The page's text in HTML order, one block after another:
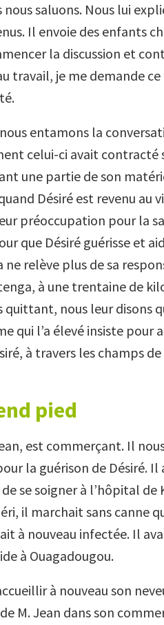
nous saluons. Nous lui
Il envoie des enfants
la discussion et
travail, je me demande ce
entamons la
celui-ci avait contracté
une partie de son
Désiré est revenu au
préoccupation pour la
que Désiré guérisse et
ne relève plus de sa
à une trentaine de
quittant, nous leur disons
qui l’a élevé insiste pour
à travers les champs
pied
est commerçant. Il
la guérison de Désiré. Il
se soigner à l’hôpital de
il marchait sans canne
à nouveau infectée. Il
à Ouagadougou.
à nouveau son
M. Jean dans son